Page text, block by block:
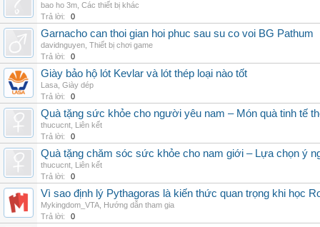
bao ho 3m Các thiết bị khác
Trả lời:
0
Garnacho can thoi gian hoi phuc sau su co voi BG Pathum
davidnguyen Thiết bị chơi game
Trả lời:
0
Giày bảo hộ lót Kevlar và lót thép loại nào tốt
Lasa Giày dép
Trả lời:
0
Quà tặng sức khỏe cho người yêu nam – Món quà tinh tế
thucucnt Liên kết
Trả lời:
0
Quà tặng chăm sóc sức khỏe cho nam giới – Lựa chọn ý
thucucnt Liên kết
Trả lời:
0
Vì sao định lý Pythagoras là kiến thức quan trọng khi học
Mykingdom_VTA Hướng dẫn tham gia
Trả lời:
0